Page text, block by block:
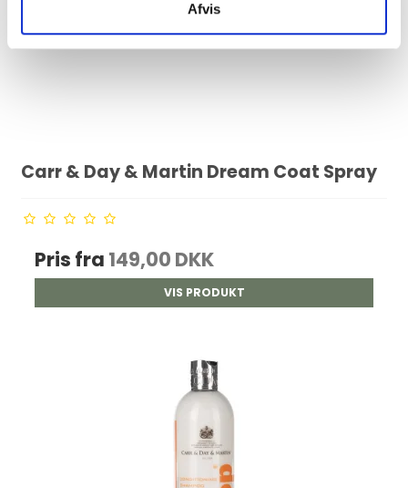
Afvis
Carr & Day & Martin Dream Coat Spray
Pris fra 149,00 DKK
VIS PRODUKT